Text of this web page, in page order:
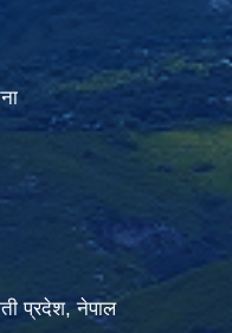
प्रदेश, नेपाल